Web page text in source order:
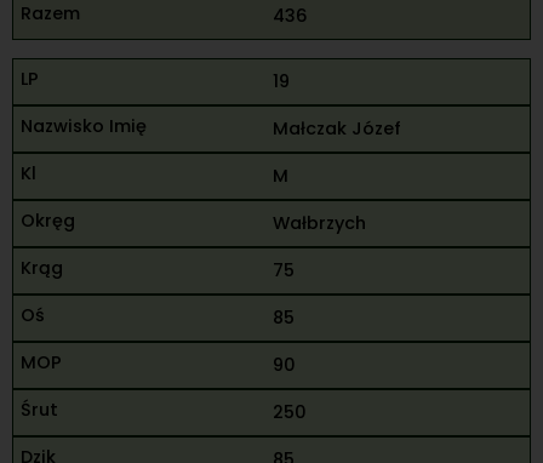
436
19
Małczak Józef
M
Wałbrzych
75
85
90
250